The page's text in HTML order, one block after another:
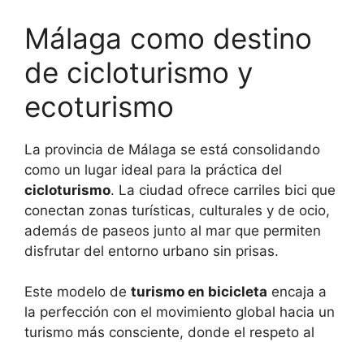
Málaga como destino
de cicloturismo y
ecoturismo
La provincia de Málaga se está consolidando
como un lugar ideal para la práctica del
cicloturismo. La ciudad ofrece carriles bici que
conectan zonas turísticas, culturales y de ocio,
además de paseos junto al mar que permiten
disfrutar del entorno urbano sin prisas.
Este modelo de turismo en bicicleta encaja a
la perfección con el movimiento global hacia un
turismo más consciente, donde el respeto al